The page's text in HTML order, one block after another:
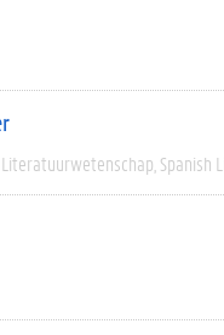
Literatuurwetenschap Spanish